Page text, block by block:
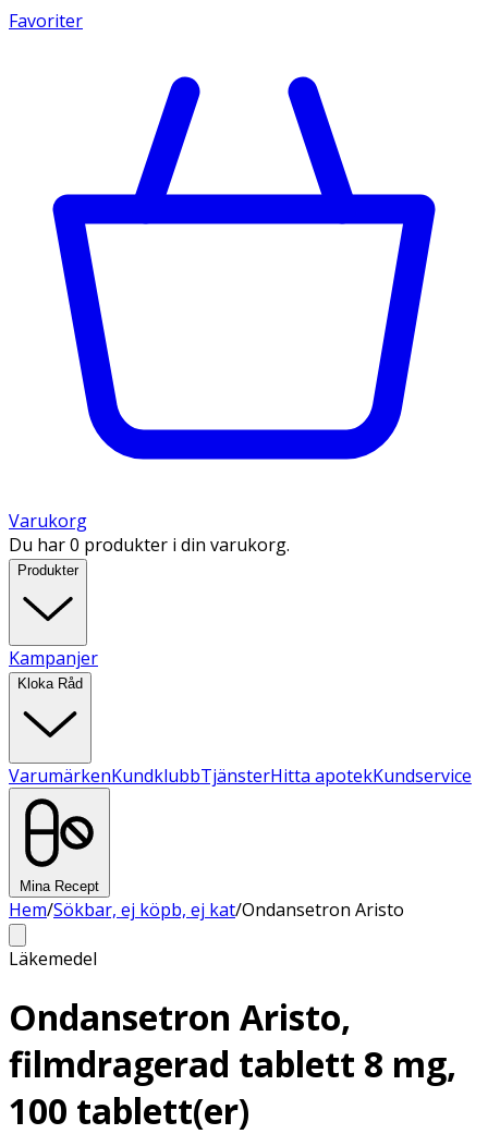
Favoriter
Varukorg
Du har 0 produkter i din varukorg.
Produkter
Kampanjer
Kloka Råd
VarumärkenKundklubbTjänsterHitta apotekKundservice
Mina Recept
Hem/Sökbar, ej köpb, ej kat/Ondansetron Aristo
Läkemedel
Ondansetron Aristo,
filmdragerad tablett 8 mg,
100 tablett(er)